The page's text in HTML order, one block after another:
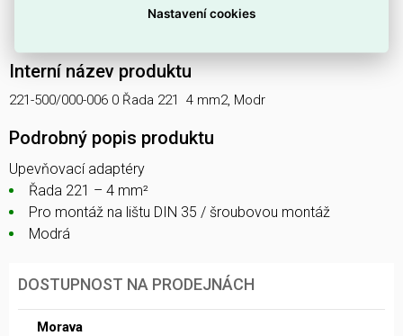
Druh příslušenství:jiné, vhodné tam, kde standardní
Interní název produktu
221-500/000-006 0 Řada 221  4 mm2, Modr
Podrobný popis produktu
Upevňovací adaptéry
Řada 221 – 4 mm²
Pro montáž na lištu DIN 35 / šroubovou montáž
Modrá
DOSTUPNOST NA PRODEJNÁCH
Morava
Nastavení cookies